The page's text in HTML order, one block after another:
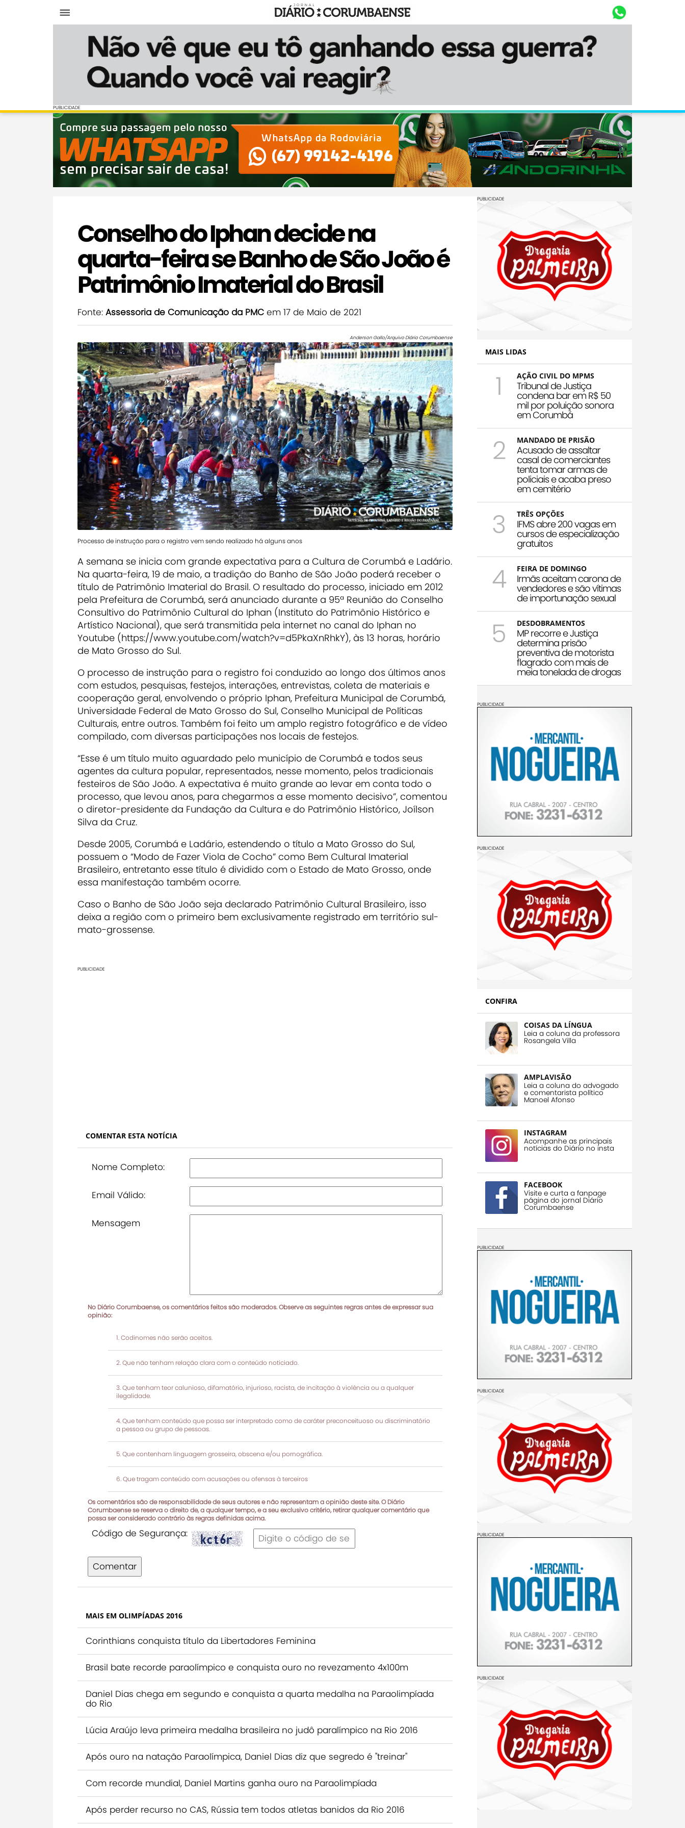
Diário Corumbaense
PUBLICIDADE
PUBLICIDADE
Conselho do Iphan decide na
quarta-feira se Banho de São João é
Patrimônio Imaterial do Brasil
Fonte: Assessoria de Comunicação da PMC em 17 de Maio de 2021
Anderson Gallo/Arquivo Diário Corumbaense
Processo de instrução para o registro vem sendo realizado há alguns anos
A semana se inicia com grande expectativa para a Cultura de Corumbá e Ladário.
Na quarta-feira, 19 de maio, a tradição do Banho de São João poderá receber o
título de Patrimônio Imaterial do Brasil. O resultado do processo, iniciado em 2012
pela Prefeitura de Corumbá, será anunciado durante a 95ª Reunião do Conselho
Consultivo do Patrimônio Cultural do Iphan (Instituto do Patrimônio Histórico e
Artístico Nacional), que será transmitida pela internet no canal do Iphan no
Youtube (https://www.youtube.com/watch?v=d5PkaXnRhkY), às 13 horas, horário
de Mato Grosso do Sul.
O processo de instrução para o registro foi conduzido ao longo dos últimos anos
com estudos, pesquisas, festejos, interações, entrevistas, coleta de materiais e
cooperação geral, envolvendo o próprio Iphan, Prefeitura Municipal de Corumbá,
Universidade Federal de Mato Grosso do Sul, Conselho Municipal de Políticas
Culturais, entre outros. Também foi feito um amplo registro fotográfico e de vídeo
compilado, com diversas participações nos locais de festejos.
“Esse é um título muito aguardado pelo município de Corumbá e todos seus
agentes da cultura popular, representados, nesse momento, pelos tradicionais
festeiros de São João. A expectativa é muito grande ao levar em conta todo o
processo, que levou anos, para chegarmos a esse momento decisivo”, comentou
o diretor-presidente da Fundação da Cultura e do Patrimônio Histórico, Joílson
Silva da Cruz.
Desde 2005, Corumbá e Ladário, estendendo o título a Mato Grosso do Sul,
possuem o “Modo de Fazer Viola de Cocho” como Bem Cultural Imaterial
Brasileiro, entretanto esse título é dividido com o Estado de Mato Grosso, onde
essa manifestação também ocorre.
Caso o Banho de São João seja declarado Patrimônio Cultural Brasileiro, isso
deixa a região com o primeiro bem exclusivamente registrado em território sul-
mato-grossense.
PUBLICIDADE
COMENTAR ESTA NOTÍCIA
Nome Completo:
Email Válido:
Mensagem
No Diário Corumbaense, os comentários feitos são moderados. Observe as seguintes regras antes de expressar sua
opinião:
Codinomes não serão aceitos.
Que não tenham relação clara com o conteúdo noticiado.
Que tenham teor calunioso, difamatório, injurioso, racista, de incitação à violência ou a qualquer
ilegalidade.
Que tenham conteúdo que possa ser interpretado como de caráter preconceituoso ou discriminatório
a pessoa ou grupo de pessoas.
Que contenham linguagem grosseira, obscena e/ou pornográfica.
Que tragam conteúdo com acusações ou ofensas à terceiros
Os comentários são de responsabilidade de seus autores e não representam a opinião deste site. O Diário
Corumbaense se reserva o direito de, a qualquer tempo, e a seu exclusivo critério, retirar qualquer comentário que
possa ser considerado contrário às regras definidas acima.
Código de Segurança:
Comentar
MAIS EM OLIMPÍADAS 2016
Corinthians conquista título da Libertadores Feminina
Brasil bate recorde paraolímpico e conquista ouro no revezamento 4x100m
Daniel Dias chega em segundo e conquista a quarta medalha na Paraolimpíada
do Rio
Lúcia Araújo leva primeira medalha brasileira no judô paralímpico na Rio 2016
Após ouro na natação Paraolímpica, Daniel Dias diz que segredo é "treinar"
Com recorde mundial, Daniel Martins ganha ouro na Paraolimpíada
Após perder recurso no CAS, Rússia tem todos atletas banidos da Rio 2016
PUBLICIDADE
MAIS LIDAS
1 AÇÃO CIVIL DO MPMS
Tribunal de Justiça
condena bar em R$ 50
mil por poluição sonora
em Corumbá
2 MANDADO DE PRISÃO
Acusado de assaltar
casal de comerciantes
tenta tomar armas de
policiais e acaba preso
em cemitério
3 TRÊS OPÇÕES
IFMS abre 200 vagas em
cursos de especialização
gratuitos
4 FEIRA DE DOMINGO
Irmãs aceitam carona de
vendedores e são vítimas
de importunação sexual
5 DESDOBRAMENTOS
MP recorre e Justiça
determina prisão
preventiva de motorista
flagrado com mais de
meia tonelada de drogas
PUBLICIDADE
PUBLICIDADE
CONFIRA
COISAS DA LÍNGUA
Leia a coluna da professora
Rosangela Villa
AMPLAVISÃO
Leia a coluna do advogado
e comentarista político
Manoel Afonso
INSTAGRAM
Acompanhe as principais
notícias do Diário no insta
FACEBOOK
Visite e curta a fanpage
página do jornal Diário
Corumbaense
PUBLICIDADE
PUBLICIDADE
PUBLICIDADE
PUBLICIDADE